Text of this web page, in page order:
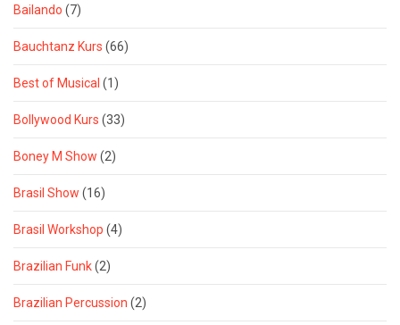
Bailando (7)
Bauchtanz Kurs (66)
Best of Musical (1)
Bollywood Kurs (33)
Boney M Show (2)
Brasil Show (16)
Brasil Workshop (4)
Brazilian Funk(2)
Brazilian Percussion (2)